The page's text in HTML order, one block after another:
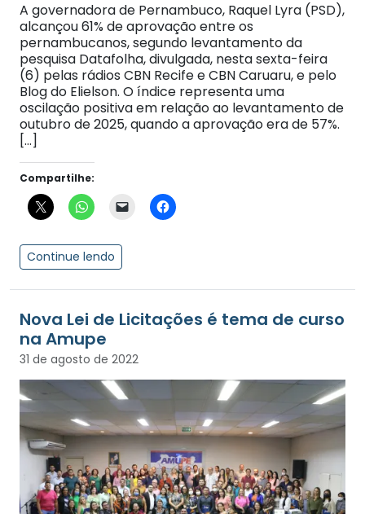
A governadora de Pernambuco, Raquel Lyra (PSD),
alcançou 61% de aprovação entre os
pernambucanos, segundo levantamento da
pesquisa Datafolha, divulgada, nesta sexta-feira
(6) pelas rádios CBN Recife e CBN Caruaru, e pelo
Blog do Elielson. O índice representa uma
oscilação positiva em relação ao levantamento de
outubro de 2025, quando a aprovação era de 57%.
[…]
Compartilhe:
Continue lendo
Nova Lei de Licitações é tema de curso
na Amupe
31 de agosto de 2022